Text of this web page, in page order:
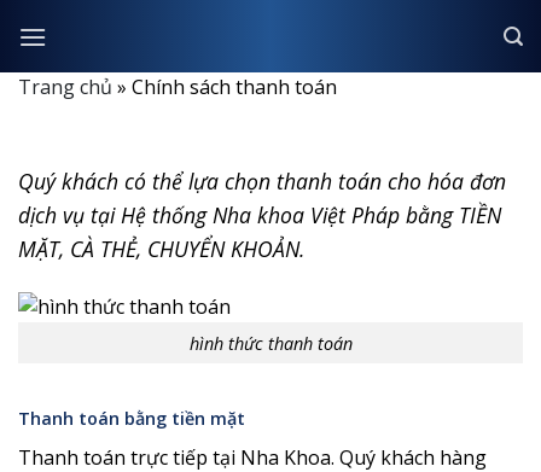
content
Trang chủ » Chính sách thanh toán
Quý khách có thể lựa chọn thanh toán cho hóa đơn
dịch vụ tại Hệ thống Nha khoa Việt Pháp bằng TIỀN
MẶT, CÀ THẺ, CHUYỂN KHOẢN.
hình thức thanh toán
Thanh toán bằng tiền mặt
Thanh toán trực tiếp tại Nha Khoa. Quý khách hàng